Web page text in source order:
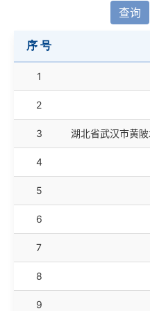
查询
序 号
序 号
1
2
3 湖北省武汉市黄
4
5
6
7
8
9